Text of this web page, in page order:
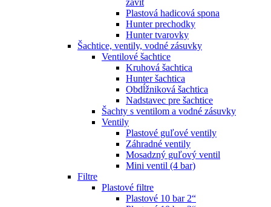
Plastová hadicová spona
Hunter prechodky
Hunter tvarovky
Šachtice, ventily, vodné zásuvky
Ventilové šachtice
Kruhová šachtica
Hunter šachtica
Obdĺžniková šachtica
Nadstavec pre šachtice
Šachty s ventilom a vodné zásuvky
Ventily
Plastové guľové ventily
Záhradné ventily
Mosadzný guľový ventil
Mini ventil (4 bar)
Filtre
Plastové filtre
Plastové 10 bar 2“